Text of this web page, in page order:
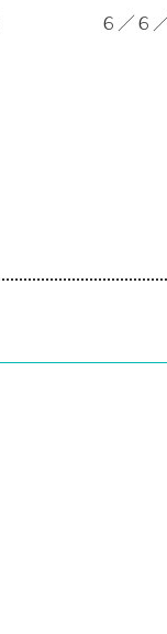
６／６